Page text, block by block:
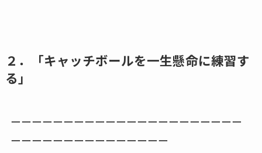
２．「キャッチボールを一生懸命に練習す
る」
ーーーーーーーーーーーーーーーーーーーーーー
ーーーーーーーーーーーーーーー